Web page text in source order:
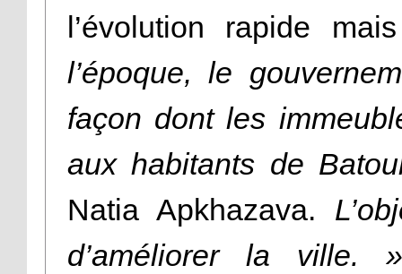
l’évolution rapide
l’époque, le
façon dont les
aux habitants de
Natia Apkhazava.
d’améliorer la ville. »